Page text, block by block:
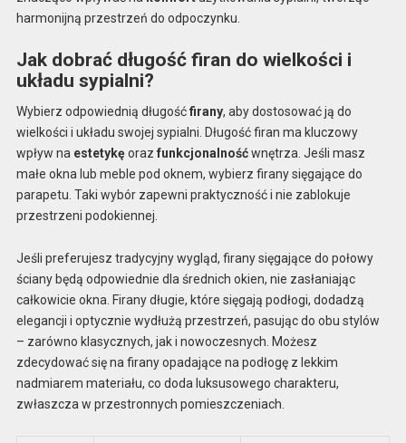
harmonijną przestrzeń do odpoczynku.
Jak dobrać długość firan do wielkości i
układu sypialni?
Wybierz odpowiednią długośćfirany, aby dostosować ją do
wielkości i układu swojej sypialni. Długość firan ma kluczowy
wpływ na estetykęoraz funkcjonalnośćwnętrza. Jeśli masz
małe okna lub meble pod oknem, wybierz firany sięgające do
parapetu. Taki wybór zapewni praktyczność i nie zablokuje
przestrzeni podokiennej.
Jeśli preferujesz tradycyjny wygląd, firany sięgające do połowy
ściany będą odpowiednie dla średnich okien, nie zasłaniając
całkowicie okna. Firany długie, które sięgają podłogi, dodadzą
elegancji i optycznie wydłużą przestrzeń, pasując do obu stylów
– zarówno klasycznych, jak i nowoczesnych. Możesz
zdecydować się na firany opadające na podłogę z lekkim
nadmiarem materiału, co doda luksusowego charakteru,
zwłaszcza w przestronnych pomieszczeniach.